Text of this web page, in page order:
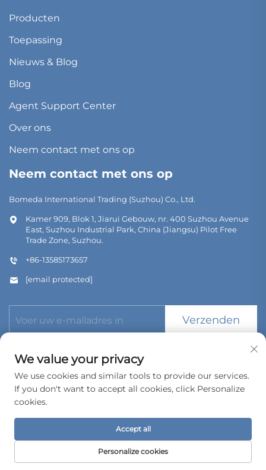
Producten
Toepassing
Nieuws & Blog
Blog
Agent Support Center
Over ons
Neem contact met ons op
Neem contact met ons op
Bomeda International Trading (Suzhou) Co., Ltd.
Kamer 909, Blok 1, Jiarui Gebouw, nr. 400 Suzhou Avenue
East, Suzhou Industrial Park, China (Jiangsu) Pilot Free
Trade Zone, Suzhou.
+86-13585173657
[email protected]
Verzenden
Copyright © 2026 Bomeda International Trading (Suzhou) Co.,
Privacybeleid
We value your privacy
We use cookies and similar tools to provide our services.
If you don't want to accept all cookies, click Personalize
cookies.
Personalize cookies
Accept all